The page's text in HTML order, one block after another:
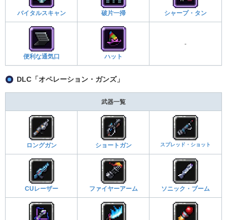
バイタルスキャン 破片一掃 シャープ・タン
便利な通気口 ハット
-
DLC「オペレーション・ガンズ」
武器一覧
ロングガン ショートガン スプレッド・ショット
CUレーザー ファイヤーアーム ソニック・ブーム